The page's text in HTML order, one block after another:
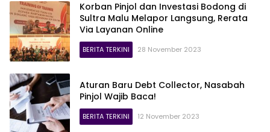
Korban Pinjol dan Investasi Bodong di
Sultra Malu Melapor Langsung, Rerata
Via Layanan Online
BERITA TERKINI 28 November 2023
Aturan Baru Debt Collector, Nasabah
Pinjol Wajib Baca!
BERITA TERKINI 12 November 2023